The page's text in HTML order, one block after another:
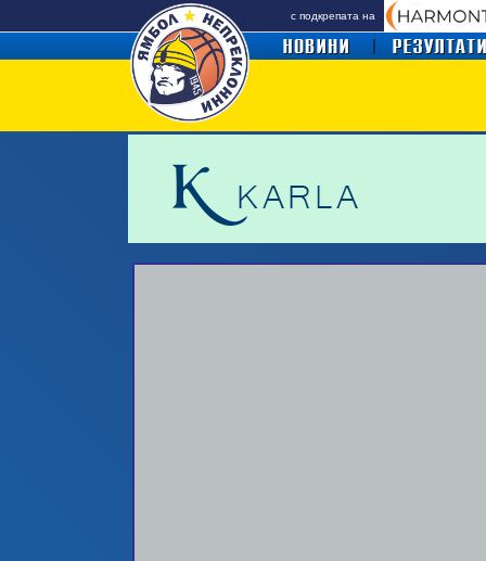
с подкрепата на